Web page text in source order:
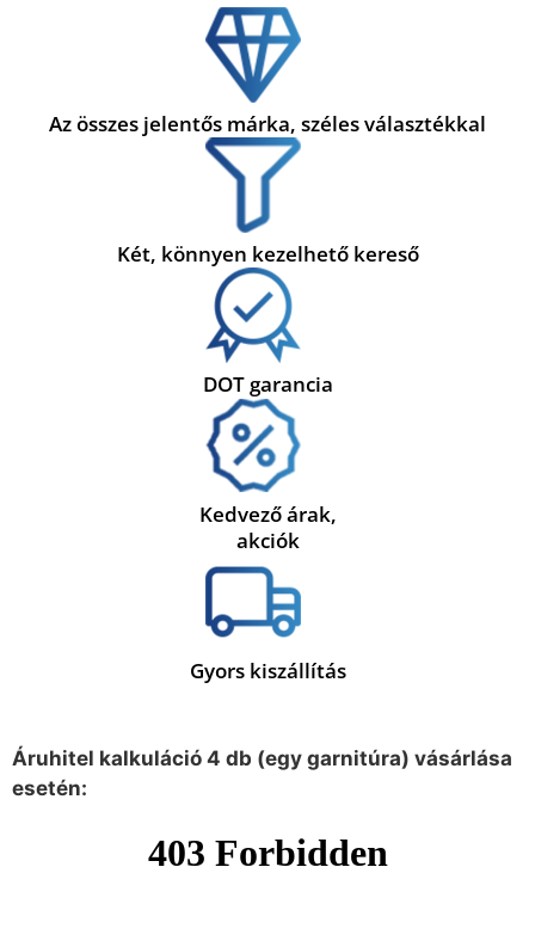
Az összes jelentős márka, széles választékkal
Két, könnyen kezelhető kereső
DOT garancia
Kedvező árak,
akciók
Gyors kiszállítás
Áruhitel kalkuláció 4 db (egy garnitúra) vásárlása
esetén: